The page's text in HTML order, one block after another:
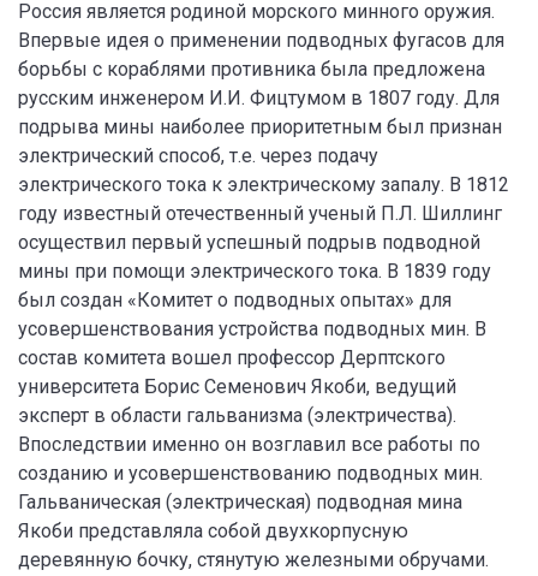
Россия является родиной морского минного оружия.
Впервые идея о применении подводных фугасов для
борьбы с кораблями противника была предложена
русским инженером И.И. Фицтумом в 1807 году. Для
подрыва мины наиболее приоритетным был признан
электрический способ, т.е. через подачу
электрического тока к электрическому запалу. В 1812
году известный отечественный ученый П.Л. Шиллинг
осуществил первый успешный подрыв подводной
мины при помощи электрического тока. В 1839 году
был создан «Комитет о подводных опытах» для
усовершенствования устройства подводных мин. В
состав комитета вошел профессор Дерптского
университета Борис Семенович Якоби, ведущий
эксперт в области гальванизма (электричества).
Впоследствии именно он возглавил все работы по
созданию и усовершенствованию подводных мин.
Гальваническая (электрическая) подводная мина
Якоби представляла собой двухкорпусную
деревянную бочку, стянутую железными обручами.